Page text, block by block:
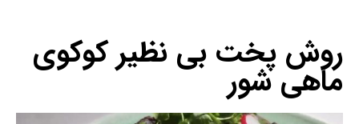
روش پخت بی نظیر کوکوی
ماهی شور